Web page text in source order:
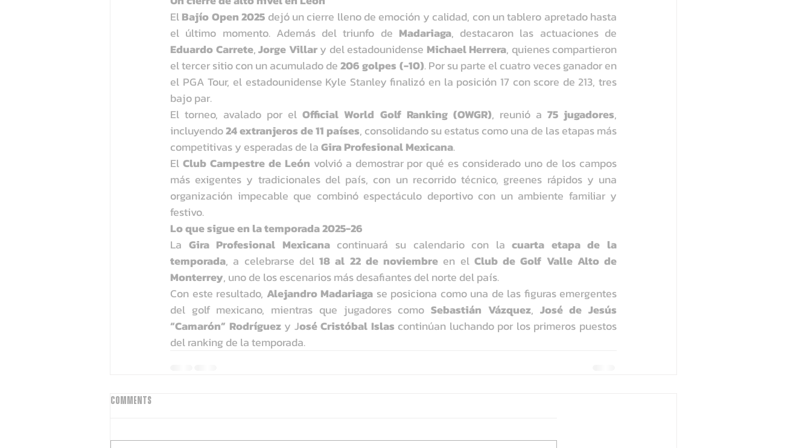
El Bajío Open 2025 dejó un cierre lleno de emoción y calidad, con un tablero apretado hasta
el último momento. Además del triunfo de Madariaga
Eduardo Carrete, Jorge Villar y del estadounidense Michael Herrera, quienes compartieron
el tercer sitio con un acumulado de 206 golpes (-10). Por su parte el cuatro veces ganador en
el PGA Tour, el estadounidense Kyle Stanley finalizó en la posición 17 con score de 213, tres
bajo par.
El torneo, avalado por el Official World Golf Ranking (OWGR), reunió a 75 jugadores,
incluyendo 24 extranjeros de 11 países, consolidando su estatus como una de las etapas más
competitivas y esperadas de la Gira Profesional Mexicana.
El Club Campestre de León volvió a demostrar por qué es considerado uno de los campos
más exigentes y tradicionales del país, con un recorrido técnico, greenes rápidos y una
organización impecable que combinó espectáculo deportivo con un ambiente familiar y
festivo.
Lo que sigue en la temporada 2025-26
La Gira Profesional Mexicana continuará su calendario con la cuarta etapa de la
temporada, a celebrarse del 18 al 22 de noviembre en el Club de Golf Valle Alto de
Monterrey, uno de los escenarios más desafiantes del norte del país.
Con este resultado, Alejandro Madariaga se posiciona como una de las figuras emergentes
del golf mexicano, mientras que jugadores como Sebastián Vázquez, José de Jesús
“Camarón” Rodríguez y José Cristóbal Islas continúan luchando por los primeros puestos
del ranking de la temporada.
Comments